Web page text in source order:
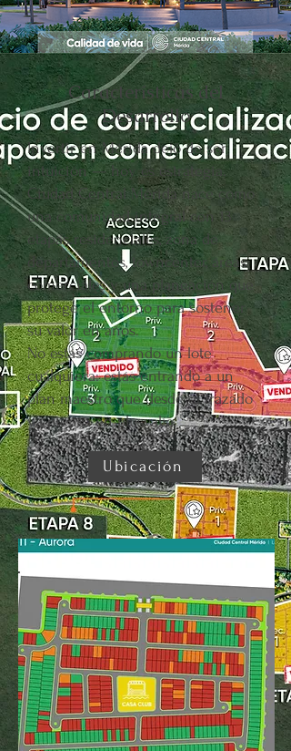
Características del
Desarrollo
Invertir en Mérida dejó de ser
intuición — hoy es estrategia.
Ciudad Central Mérida nace como
una comunidad integral con 13
etapas residenciales, zona de
departamentos, towncenter, áreas
comerciales y una planeación que
protege el entorno para sostener
su valor en años.
No estás comprando un lote
cualquiera: estás entrando a un
plan maestro que desde el trazado
ya piensa en plusvalía.
Ubicación